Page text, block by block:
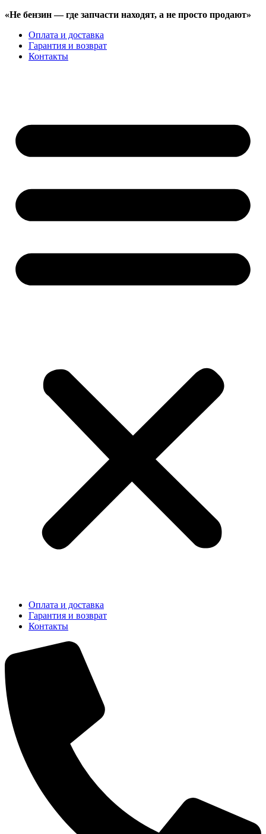
«Не бензин —где запчасти находят, а не просто продают»
Оплата и доставка
Гарантия и возврат
Контакты
Оплата и доставка
Гарантия и возврат
Контакты